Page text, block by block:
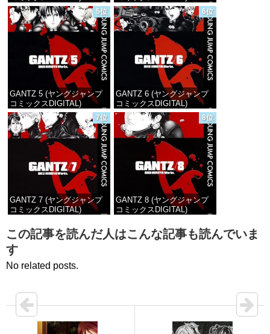
価格：¥100 価格：¥100
5位
GANTZ 5 (ヤングジャンプ
コミックスDIGITAL)
価格：¥100
6位
GANTZ 6 (ヤングジャンプ
コミックスDIGITAL)
価格：¥100
7位
GANTZ 7 (ヤングジャンプ
コミックスDIGITAL)
価格：¥100
8位
GANTZ 8 (ヤングジャンプ
コミックスDIGITAL)
価格：¥100
この記事を読んだ人はこんな記事も読んでいま
す
No related posts.